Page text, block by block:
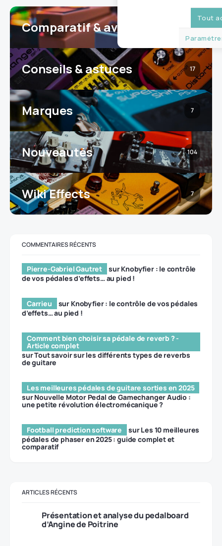
Comparatif & avis 25
Conseils & astuces 17
Marques 7
Nouveautés 104
Wiki Effects 7
COMMENTAIRES RÉCENTS
Pierre-Gabriel Gautret surKnobyfier : le contrôle
de vos pédales d’effets… au pied !
Carrieu sur Knobyfier : le contrôle de vos pédales
d’effets… au pied !
Comment bien choisir sa pédale de reverb ? -
Article complet
surTout savoir sur les différents types de reverbs
de guitare
Les meilleures pédales de guitare sorties en 2025
surNouvelle Motor Pedal de Gamechanger Audio :
une petite révolution électromécanique ?
Football prediction software surLes 10 meilleures
pédales de phaser en 2025 : guide complet et
comparatif
ARTICLES RÉCENTS
Présentation et analyse du pedalboard
d’Angine de Poitrine
Tout